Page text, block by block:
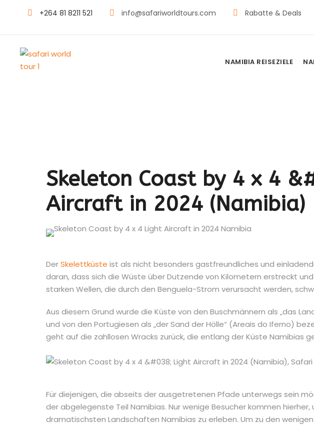
+264 81 8211 521 info@safariworldtours.com Rabatte & Deals
NAMIBIA REISEZIELE
Skeleton Coast by 4 x 4
Aircraft in 2024 (Namibia)
DerSkelettküste ist als nicht besonders gastfreundliches und
daran, dass sich die Wüste über Dutzende von Kilometern erstreckt
starken Wellen, die durch den Benguela-Strom verursacht werden,
Aus diesem Grund wurde die Küste von den Buschmännern als „das
und von den Portugiesen als „der Sand der Hölle“ (Areais do Iferno)
geht auf die zahllosen Wracks zurück, die entlang der Küste Namibias
Für diejenigen, die abseits der ausgetretenen Pfade unterwegs sein
der abgelegenste Teil Namibias. Nur wenige Besucher kommen hierher,
dramatischsten Landschaften Namibias zu erleben. Um zu den